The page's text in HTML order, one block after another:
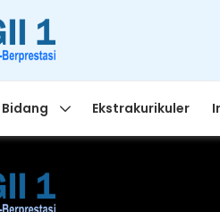
Bidang Ekstrakurikuler